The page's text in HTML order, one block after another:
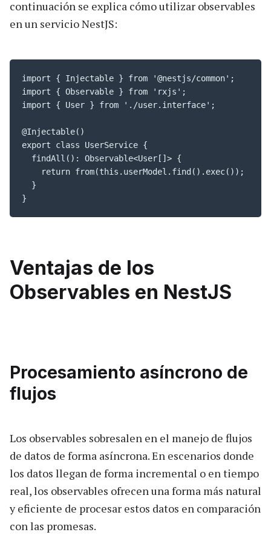
continuación se explica cómo utilizar observables
en un servicio NestJS:
import { Injectable } from '@nestjs/common';
import { Observable } from 'rxjs';
import { User } from './user.interface';
@Injectable()
export class UserService {
  findAll(): Observable<User[]> {
    return from(this.userModel.find().exec());
  }
}
Ventajas de los
Observables en NestJS
Procesamiento asíncrono de
flujos
Los observables sobresalen en el manejo de flujos
de datos de forma asíncrona. En escenarios donde
los datos llegan de forma incremental o en tiempo
real, los observables ofrecen una forma más natural
y eficiente de procesar estos datos en comparación
con las promesas.